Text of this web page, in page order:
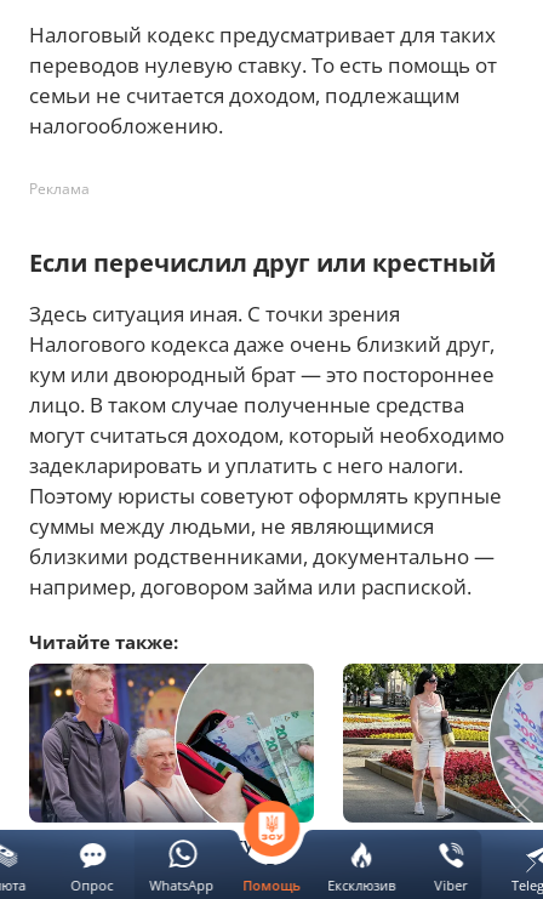
Налоговый кодекс предусматривает для таких
переводов нулевую ставку. То есть помощь от
семьи не считается доходом, подлежащим
налогообложению.
Реклама
Если перечислил друг или крестный
Здесь ситуация иная. С точки зрения
Налогового кодекса даже очень близкий друг,
кум или двоюродный брат — это постороннее
лицо. В таком случае полученные средства
могут считаться доходом, который необходимо
задекларировать и уплатить с него налоги.
Поэтому юристы советуют оформлять крупные
суммы между людьми, не являющимися
близкими родственниками, документально —
например, договором займа или распиской.
Читайте также:
Пенсии и субсидии могут
отобрать: украинцам назвали
неожиданные причины
Переселенцев
о важном условии:
выплаты могут
Помощь Ексклюзив Viber
Опрос WhatsApp